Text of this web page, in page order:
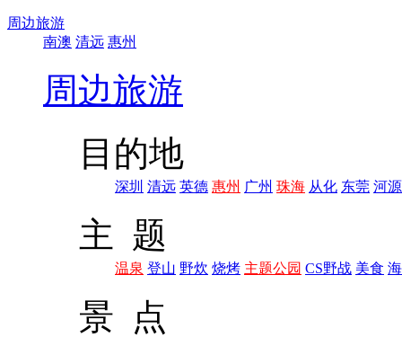
周边旅游
南澳 清远 惠州
周边旅游
目的地
深圳 清远 英德 惠州 广州 珠海 从化 东莞 河源
主 题
温泉 登山 野炊 烧烤 主题公园 CS野战 美食
景 点